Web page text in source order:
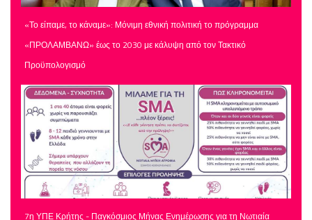
«Το είπαμε, το κάναμε»: Μόνιμη εθνική πολιτική το πρόγραμμα
«ΠΡΟΛΑΜΒΑΝΩ» έως το 2030 με κάλυψη από τον Τακτικό
Προϋπολογισμό
7η ΥΠΕ Κρήτης - Παγκόσμιος Μήνας Ενημέρωσης για τη Νωτιαία